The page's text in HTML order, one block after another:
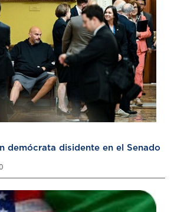
demócrata disidente en el Senado